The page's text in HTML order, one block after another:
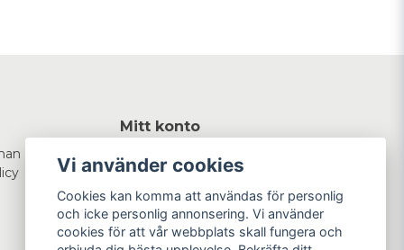
Mitt konto
Logga in
Registrera dig
Glömt lösenord?
Vi använder cookies
Cookies kan komma att användas för personlig
och icke personlig annonsering. Vi använder
cookies för att vår webbplats skall fungera och